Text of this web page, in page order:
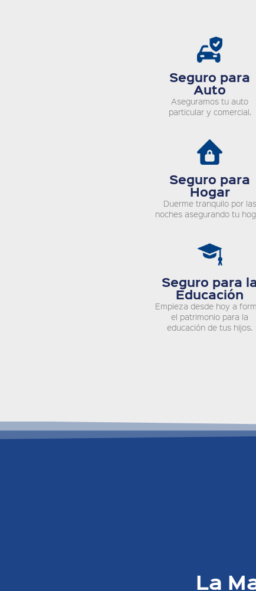
Seguro para
Auto
Aseguramos tu auto
particular y comercial.
Seguro para
Hogar
Duerme tranquilo por las
noches asegurando tu
Seguro para
Educación
Empieza desde hoy a
el patrimonio para la
educación de tus hijos.
La